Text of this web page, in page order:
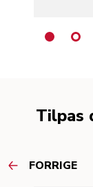
Tilpas
FORRIGE